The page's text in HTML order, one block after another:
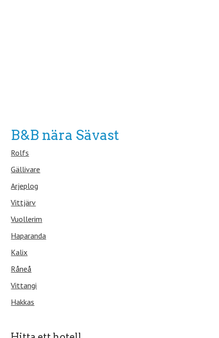
B&B nära Sävast
Rolfs
Gällivare
Arjeplog
Vittjärv
Vuollerim
Haparanda
Kalix
Råneå
Vittangi
Hakkas